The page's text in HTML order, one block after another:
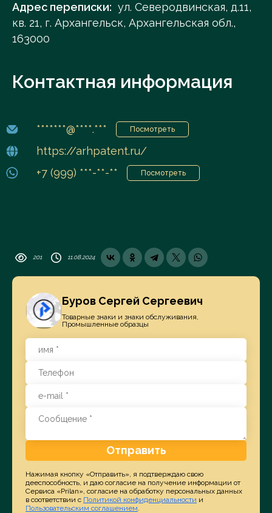
Адрес переписки: ул. Северодвинская, д.11,
кв. 21, г. Архангельск, Архангельская обл.,
163000
Контактная информация
*******@****.*** Посмотреть
https://arhpatent.ru/
+7 (999) ***-**-**
Посмотреть
201 11.08.2024
Буров Сергей Сергеевич
Товарные знаки и знаки обслуживания,
Промышленные образцы
Отправить
Нажимая кнопку «Отправить», я подтверждаю свою
дееспособность, и даю согласие на получение информации от
Сервиса «Prilan», согласие на обработку персональных данных
в соответствии с Политикой конфиденциальности и
Пользовательским соглашением.